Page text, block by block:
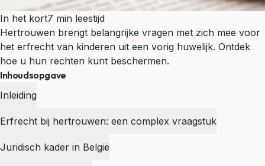
In het kort7 min leestijd
Hertrouwen brengt belangrijke vragen met zich mee voor
het erfrecht van kinderen uit een vorig huwelijk. Ontdek
hoe u hun rechten kunt beschermen.
Inhoudsopgave
Inleiding
Erfrecht bij hertrouwen: een complex vraagstuk
Juridisch kader in België